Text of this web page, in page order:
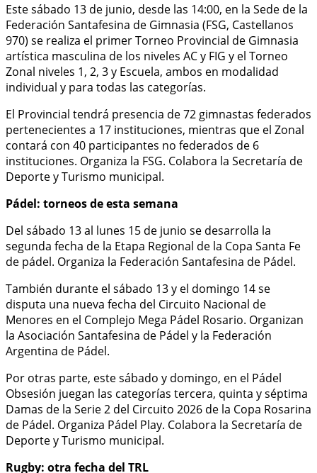
Este sábado 13 de junio, desde las 14:00, en la Sede de la
Federación Santafesina de Gimnasia (FSG, Castellanos
970) se realiza el primer Torneo Provincial de Gimnasia
artística masculina de los niveles AC y FIG y el Torneo
Zonal niveles 1, 2, 3 y Escuela, ambos en modalidad
individual y para todas las categorías.
El Provincial tendrá presencia de 72 gimnastas federados
pertenecientes a 17 instituciones, mientras que el Zonal
contará con 40 participantes no federados de 6
instituciones. Organiza la FSG. Colabora la Secretaría de
Deporte y Turismo municipal.
Pádel: torneos de esta semana
Del sábado 13 al lunes 15 de junio se desarrolla la
segunda fecha de la Etapa Regional de la Copa Santa Fe
de pádel. Organiza la Federación Santafesina de Pádel.
También durante el sábado 13 y el domingo 14 se
disputa una nueva fecha del Circuito Nacional de
Menores en el Complejo Mega Pádel Rosario. Organizan
la Asociación Santafesina de Pádel y la Federación
Argentina de Pádel.
Por otras parte, este sábado y domingo, en el Pádel
Obsesión juegan las categorías tercera, quinta y séptima
Damas de la Serie 2 del Circuito 2026 de la Copa Rosarina
de Pádel. Organiza Pádel Play. Colabora la Secretaría de
Deporte y Turismo municipal.
Rugby: otra fecha del TRL